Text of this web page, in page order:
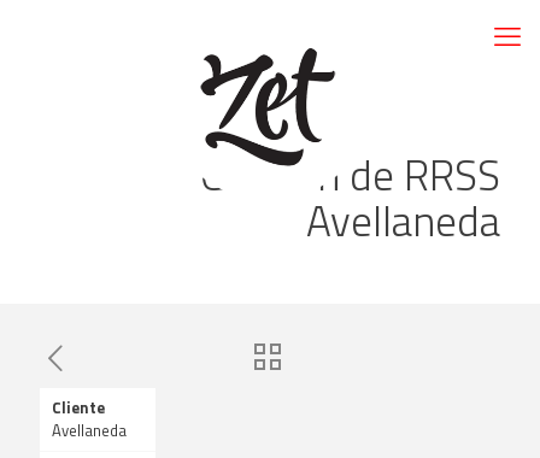
Gestión de RRSS
Avellaneda
Cliente
Avellaneda